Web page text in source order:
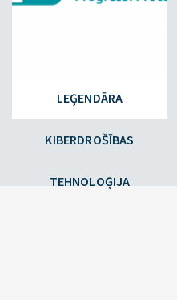
LEĢENDĀRA
KIBERDROŠĪBAS
TEHNOLOĢIJA